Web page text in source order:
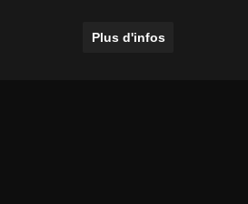
Plus d'infos